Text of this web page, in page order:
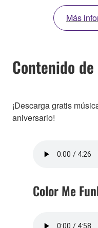
Más
Contenido
¡Descarga gratis
aniversario!
Color Me